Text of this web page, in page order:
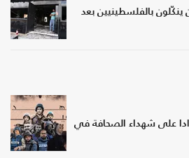
بالفلسطينيين بعد
حدادا على شهداء الصحافة في